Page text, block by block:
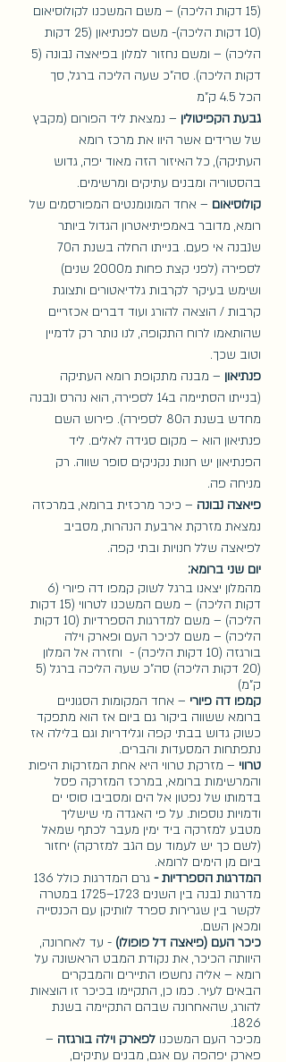
(15 דקות הליכה) – משם המשכנו לקולוסיאום
(10 דקות הליכה)- משם לפנתיאון (25 דקות
דקות הליכה). סה"כ שעה הליכה ברגל, סך
הכל 4.5 ק"מ
גבעת הקפיטולין – נמצאת ליד הפורום (מקבץ
של שרידים אשר היוו את מרכז רומא
העתיקה), כל האיזור הזה מאוד יפה, גדוש
בהסטוריה ומבנים עתיקים ומרשימים.
קולוסיאום – אחד המונומנטים המפורסמים של
רומא, מדובר באמפיתיאטרון הגדול ביותר
לספירה (לפני קצת פחות מ2000 שנים)
ושימש בעיקר לקרבות גלדיאטורים ותצוגת
קרבות / הוצאה להורג ועוד דברים אכזריים
שהותאמו לרוח התקופה, לנו נותר רק לדמיין
וטוב שכך.
פנתיאון – מבנה מתקופת רומא העתיקה
(בנייתו הסתיימה ב14 לספירה, הוא נהרס ונבנה
מחדש בשנת ה80 לספירה). פירוש השם
פנתיאון הוא – מקום סגידה לאלים. ליד
הפנתיאון יש חנות נקניקים סופר שווה. רק
מניחה פה.
פיאצה נבונה – כיכר מרכזית ברומא, במרכזה
נמצאת מזרקת ארבעת הנהרות, מסביב
לפיאצה שלל חנויות ובתי קפה.
יום שני ברומא:
דקות הליכה) – משם המשכנו לטרווי (15 דקות
הליכה) – משם למדרגות הספרדיות (10 דקות
הליכה) – משם לכיכר העם ופארק וילה
בורגזה (10 דקות הליכה) -  וחזרה אל המלון
ק"מ)
קמפו דה פיורי – אחד המקומות הסגוניים
ברומא ששווה ביקור גם ביום אז הוא מתפקד
כשוק גדוש בבתי קפה וגלידריות וגם בלילה אז
נתפתחות המסעדות והברים.
טרווי – מזרקת טרווי היא אחת המזרקות היפות
והמרשימות ברומא, במרכז המזרקה פסל
בדמותו של נפטון אל הים ומסביבו סוסי ים
ודמויות נוספות. על פי האגדה מי שישליך
מטבע למזרקה ביד ימין מעבר לכתף שמאל
(לשם כך יש לעמוד עם הגב למזרקה) יחזור
ביום מן הימים לרומא.
המדרגות הספרדיות -
מדרגות נבנה בין השנים 1723–1725 במטרה
לקשר בין שגרירות ספרד לוותיקן עם הכנסייה
ומכאן השם.
כיכר העם (פיאצה דל פופולו) - עד לאחרונה,
היוותה הכיכר, את נקודת המבט הראשונה על
רומא – אליה נחשפו התיירים והמבקרים
הבאים לעיר. כמו כן, התקיימו בכיכר זו הוצאות
להורג, שהאחרונה שבהם התקיימה בשנת
1826.
מכיכר העם המשכנו לפארק וילה בורגזה –
פארק יפהפה עם אגם, מבנים עתיקים,